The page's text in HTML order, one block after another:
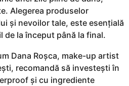
Alegerea produselor
și nevoilor tale, este esențială
de la început până la final.
Dana Roșca, make-up artist
recomandă să investești în
și cu ingrediente